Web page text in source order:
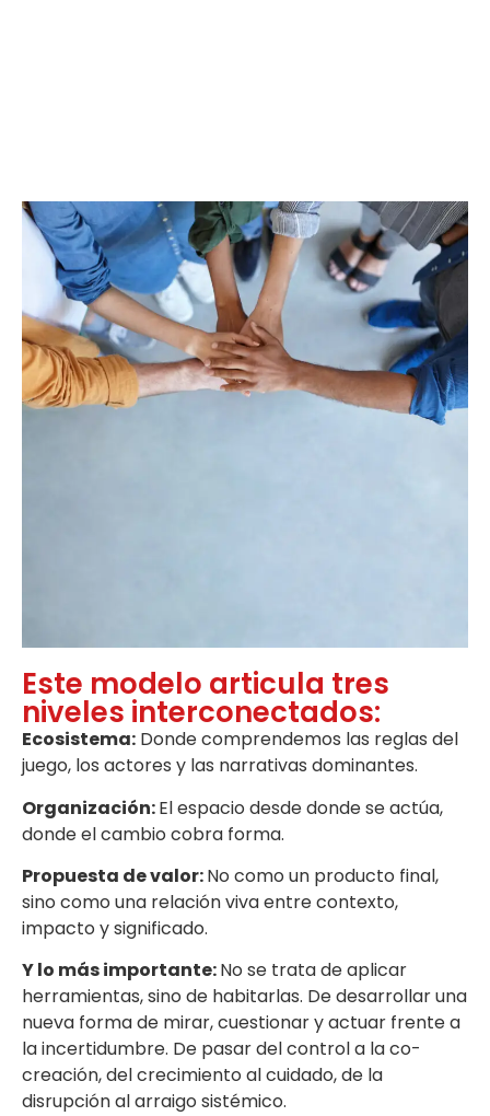
Este modelo articula tres
niveles interconectados:
Ecosistema: Donde comprendemos las reglas del
juego, los actores y las narrativas dominantes.
Organización:El espacio desde donde se actúa,
donde el cambio cobra forma.
Propuesta de valor:No como un producto final,
sino como una relación viva entre contexto,
impacto y significado.
Y lo más importante:No se trata de aplicar
herramientas, sino de habitarlas. De desarrollar una
nueva forma de mirar, cuestionar y actuar frente a
la incertidumbre. De pasar del control a la co-
creación, del crecimiento al cuidado, de la
disrupción al arraigo sistémico.